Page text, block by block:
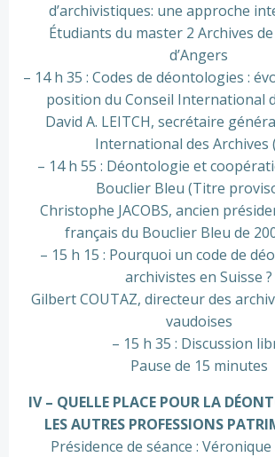
d’archivistiques: une approche
Étudiants du master 2 Archives
d’Angers
– 14 h 35 : Codes de déontologies :
position du Conseil International
David A. LEITCH, secrétaire
International des Archives
– 14 h 55 : Déontologie et
Bouclier Bleu (Titre
Christophe JACOBS, ancien
français du Bouclier Bleu de
– 15 h 15 : Pourquoi un code de
archivistes en Suisse ?
Gilbert COUTAZ, directeur des
vaudoises
– 15 h 35 : Discussion
Pause de 15 minutes
IV – QUELLE PLACE POUR LA
LES AUTRES PROFESSIONS
Présidence de séance : Véronique